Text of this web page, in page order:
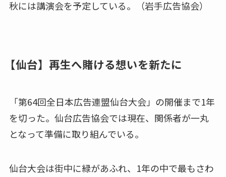
秋には講演会を予定している。（岩手広告協会）
【仙台】再生へ賭ける想いを新たに
「第64回全日本広告連盟仙台大会」の開催まで1年
を切った。仙台広告協会では現在、関係者が一丸
となって準備に取り組んでいる。
仙台大会は街中に緑があふれ、1年の中で最もさわ